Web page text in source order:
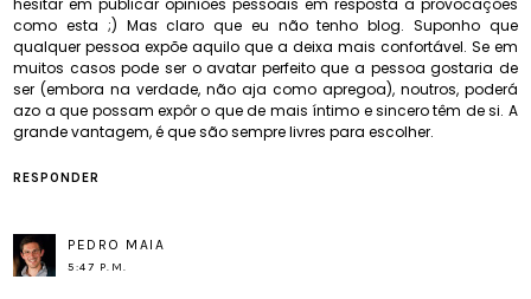
hesitar em publicar opiniões pessoais em resposta a provocações
como esta ;) Mas claro que eu não tenho blog. Suponho que
qualquer pessoa expõe aquilo que a deixa mais confortável. Se em
muitos casos pode ser o avatar perfeito que a pessoa gostaria de
ser (embora na verdade, não aja como apregoa), noutros, poderá
azo a que possam expôr o que de mais íntimo e sincero têm de si. A
grande vantagem, é que são sempre livres para escolher.
RESPONDER
PEDRO MAIA
5:47 P.M.